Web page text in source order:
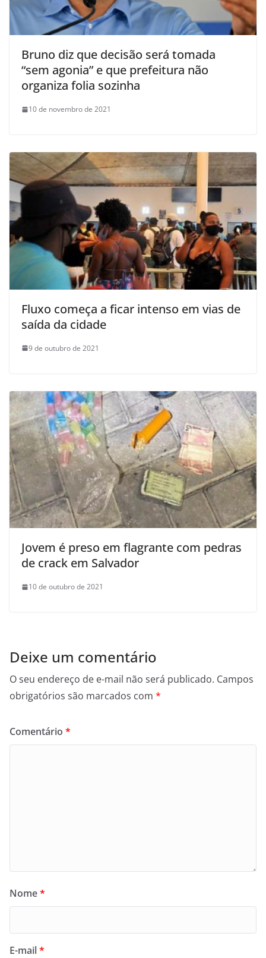
Bruno diz que decisão será tomada
“sem agonia” e que prefeitura não
organiza folia sozinha
10 de novembro de 2021
Fluxo começa a ficar intenso em vias de
saída da cidade
9 de outubro de 2021
Jovem é preso em flagrante com pedras
de crack em Salvador
10 de outubro de 2021
Deixe um comentário
O seu endereço de e-mail não será publicado. Campos
obrigatórios são marcados com *
Comentário *
Nome*
E-mail*